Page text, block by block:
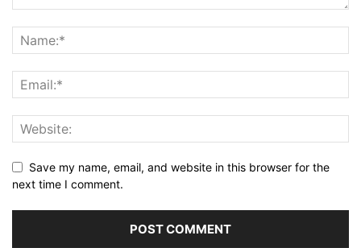
Save my name, email, and website in this browser for the
next time I comment.